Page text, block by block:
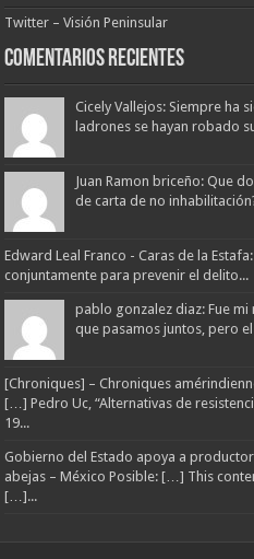
Twitter – Visión Peninsular
Comentarios Recientes
Cicely Vallejos: Siempre ha
ladrones se hayan robado
Juan Ramon briceño: Que
de carta de no
Edward Leal Franco - Caras de la
conjuntamente para prevenir el delito...
pablo gonzalez diaz: Fue
que pasamos juntos, pero
[Chroniques] – Chroniques
[…] Pedro Uc, “Alternativas de
19...
Gobierno del Estado apoya a
abejas – México Posible: […] This
[…]...